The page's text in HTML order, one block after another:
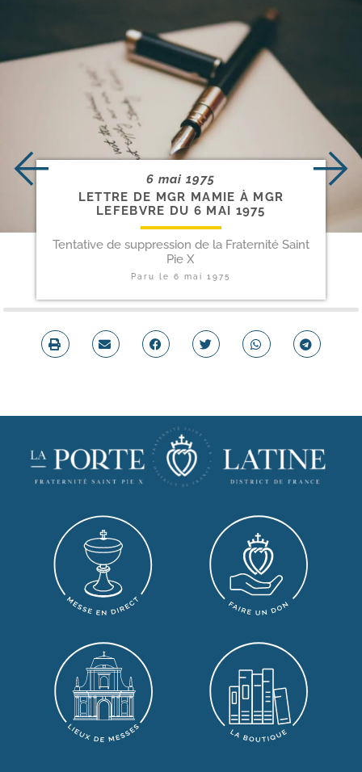
6 mai 1975
LETTRE DE MGR MAMIE À MGR
LEFEBVRE DU 6 MAI 1975
Tentative de suppression de la Fraternité Saint
Pie X
Paru le6 mai 1975